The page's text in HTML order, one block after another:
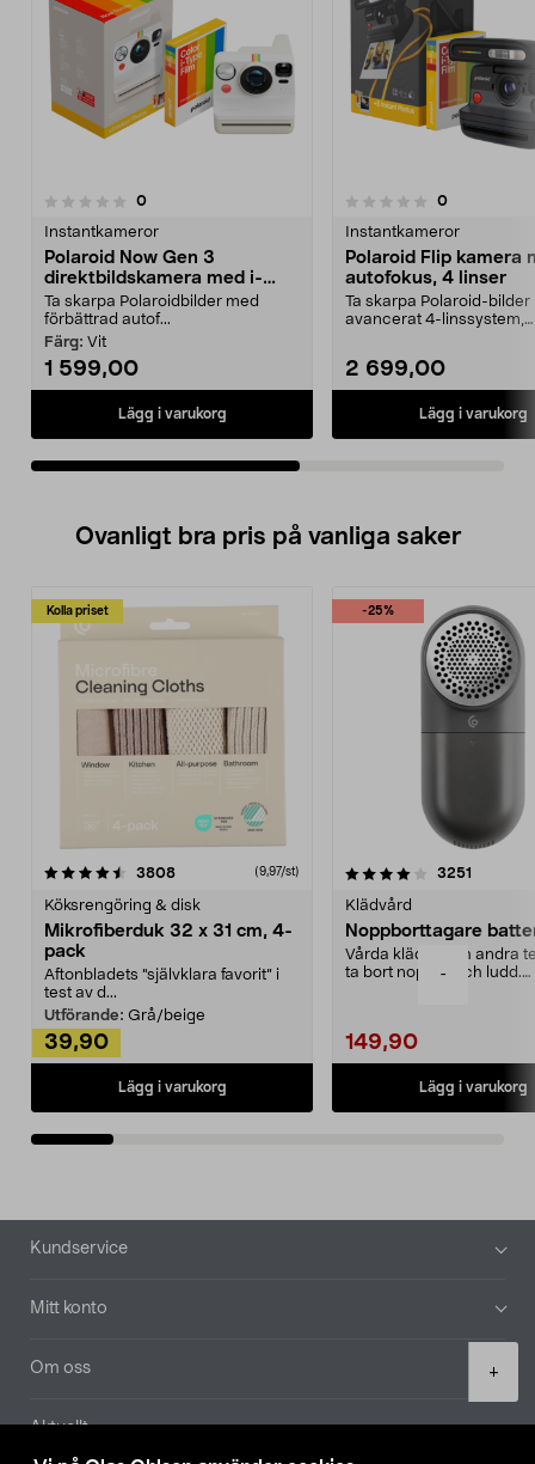
-
+
0recensioner
Instantkameror
Polaroid Now Gen 3
direktbildskamera med i-
Type-film
Ta skarpa Polaroidbilder med
förbättrad autof...
Färg: Vit
1 599,00
Lägg i varukorg
0.0 av 5 stjärnor 0recensioner
Instantkameror
Polaroid Flip kamera
autofokus, 4 linser
Ta skarpa Polaroid-bilder
avancerat 4-linssystem,
2 699,00
Lägg i varukorg
0.0 av 5 stjärnor
Ovanligt bra pris på vanliga saker
Kolla priset
3808recensioner (9,97/st)
Köksrengöring & disk
Mikrofiberduk 32 x 31 cm, 4-
pack
Aftonbladets "självklara favorit” i
test av d...
Utförande: Grå/beige
39,90
Lägg i varukorg
-25%
4.0av 5 stjärnor 3251
Klädvård
Noppborttagare
Vårda kläder och andra
ta bort noppor och ludd.
149,90
Lägg i varukorg
4.5av 5 stjärnor
Sidfot
Kundservice
Mitt konto
Om oss
Aktuellt